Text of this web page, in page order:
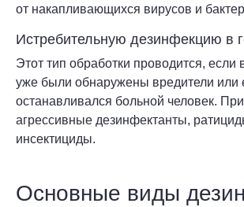
от накапливающихся вирусов и
Истребительную дезинфекцию в
Этот тип обработки проводится,
уже были обнаружены вредители или
останавливался больной человек.
агрессивные дезинфектанты,
инсектициды.
Основные виды